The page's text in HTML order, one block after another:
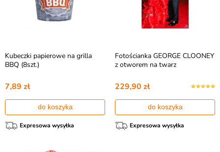
Kubeczki papierowe na grilla
BBQ (8szt.)
7,89 zł
do koszyka
Expresowa wysyłka
Fotościanka GEORGE CLOONEY
z otworem na twarz
229,90 zł
do koszyka
Expresowa wysyłka